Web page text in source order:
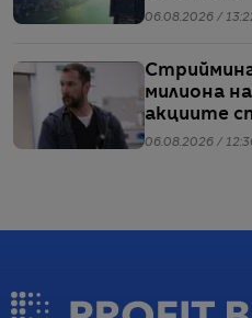
06.08.2026 /
милиона
акциите
06.08.2026 /